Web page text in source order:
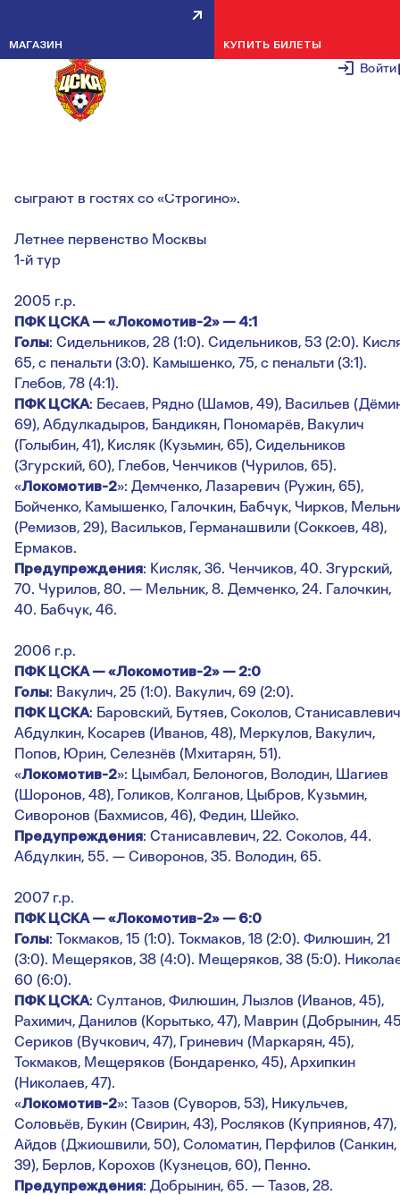
Войти
МАГАЗИН КУПИТЬ БИЛЕТЫ
ВСЕ ЗАЧЕТНЫЕ КОМАНДЫ
ВЫИГРАЛИ У ЛОКОМОТИВА-2
сыграют в гостях со «Строгино».
Летнее первенство Москвы
1-й тур
2005 г.р.
ПФК ЦСКА — «Локомотив-2» — 4:1
Голы: Сидельников, 28 (1:0). Сидельников, 53 (2:0).
65, с пенальти (3:0). Камышенко, 75, с пенальти (3:1).
Глебов, 78 (4:1).
ПФК ЦСКА: Бесаев, Рядно (Шамов, 49), Васильев
69), Абдулкадыров, Бандикян, Пономарёв, Вакулич
(Голыбин, 41), Кисляк (Кузьмин, 65), Сидельников
(Згурский, 60), Глебов, Ченчиков (Чурилов, 65).
«Локомотив-2»: Демченко, Лазаревич (Ружин, 65),
Бойченко, Камышенко, Галочкин, Бабчук, Чирков,
(Ремизов, 29), Васильков, Германашвили (Соккоев, 48),
Ермаков.
Предупреждения: Кисляк, 36. Ченчиков, 40. Згурский,
70. Чурилов, 80. — Мельник, 8. Демченко, 24. Галочкин,
40. Бабчук, 46.
2006 г.р.
ПФК ЦСКА — «Локомотив-2» — 2:0
Голы: Вакулич, 25 (1:0). Вакулич, 69 (2:0).
ПФК ЦСКА: Баровский, Бутяев, Соколов,
Абдулкин, Косарев (Иванов, 48), Меркулов, Вакулич,
Попов, Юрин, Селезнёв (Мхитарян, 51).
«Локомотив-2»: Цымбал, Белоногов, Володин, Шагиев
(Шоронов, 48), Голиков, Колганов, Цыбров, Кузьмин,
Сиворонов (Бахмисов, 46), Федин, Шейко.
Предупреждения: Станисавлевич, 22. Соколов, 44.
Абдулкин, 55. — Сиворонов, 35. Володин, 65.
2007 г.р.
ПФК ЦСКА — «Локомотив-2» — 6:0
Голы: Токмаков, 15 (1:0). Токмаков, 18 (2:0). Филюшин, 21
(3:0). Мещеряков, 38 (4:0). Мещеряков, 38 (5:0).
60 (6:0).
ПФК ЦСКА: Султанов, Филюшин, Лызлов (Иванов, 45),
Рахимич, Данилов (Корытько, 47), Маврин (Добрынин,
Сериков (Вучкович, 47), Гриневич (Маркарян, 45),
Токмаков, Мещеряков (Бондаренко, 45), Архипкин
(Николаев, 47).
«Локомотив-2»: Тазов (Суворов, 53), Никульчев,
Соловьёв, Букин (Свирин, 43), Росляков (Куприянов, 47),
Айдов (Джиошвили, 50), Соломатин, Перфилов (Санкин,
39), Берлов, Корохов (Кузнецов, 60), Пенно.
Предупреждения: Добрынин, 65. — Тазов, 28.